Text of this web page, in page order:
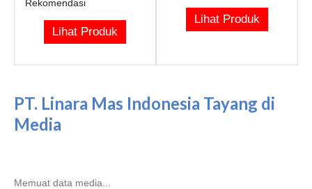
Lihat Produk
Lihat Produk
PT. Linara Mas Indonesia Tayang di
Media
Memuat data media...